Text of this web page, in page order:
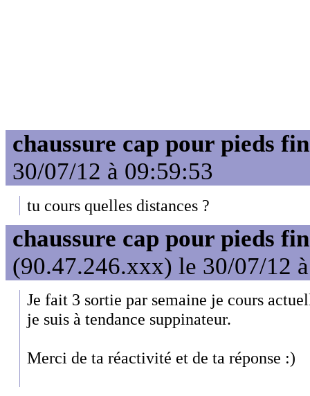
chaussure cap pour pieds
30/07/12 à 09:59:53
tu cours quelles distances ?
chaussure cap pour pieds
(90.47.246.xxx) le 30/07/12
Je fait 3 sortie par semaine je cours
je suis à tendance suppinateur.
Merci de ta réactivité et de ta réponse :)